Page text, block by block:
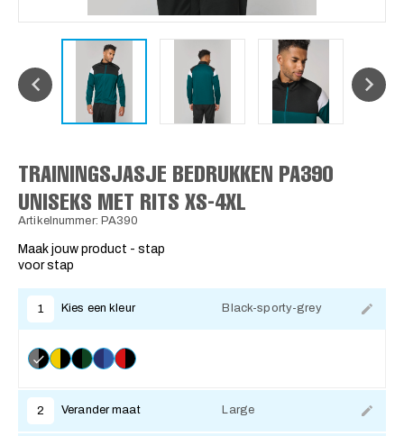
TRAININGSJASJE BEDRUKKEN PA390
UNISEKS MET RITS XS-4XL
Artikelnummer: PA390
Maak jouw product - stap
voor stap
1 Kies een kleur Black-sporty-grey
2 Verander maat Large